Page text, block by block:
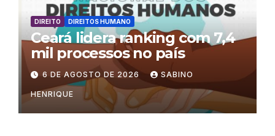
DIREITO DIREITOS HUMANO
Ceará lidera ranking com 7,4
mil processos no país
6 DE AGOSTO DE 2026 SABINO
HENRIQUE